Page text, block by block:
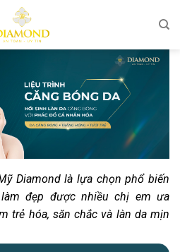
Diamond là lựa chọn phổ biến
đẹp được nhiều chị em ưa
trẻ hóa, săn chắc và làn da mịn